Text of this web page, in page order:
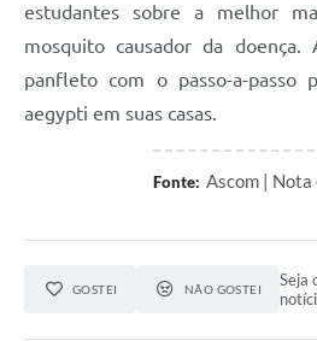
estudantes sobre a melhor
mosquito causador da doença.
panfleto com o passo-a-passo
aegypti em suas casas.
Fonte: Ascom | Nota
GOSTEI NÃO GOSTEI
Seja